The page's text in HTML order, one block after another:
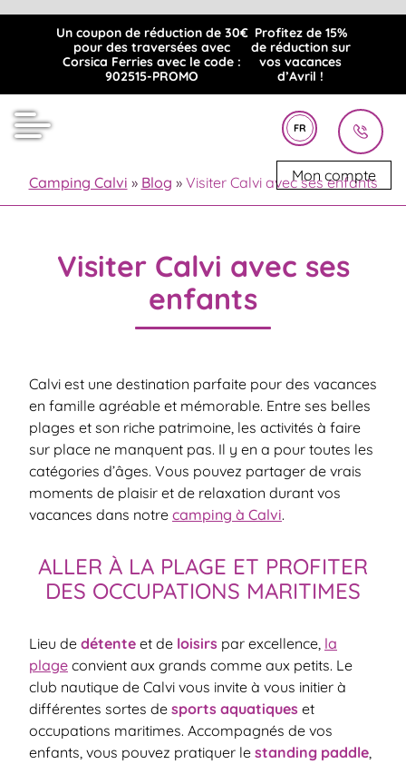
Un coupon de réduction de 30€
pour des traversées avec
Corsica Ferries avec le code :
902515-PROMO
Profitez de 15%
de réduction sur
vos vacances
d’Avril !
FR
Mon compte
Camping Calvi » Blog » Visiter Calvi avec ses enfants
Visiter Calvi avec ses
enfants
Calvi est une destination parfaite pour des vacances
en famille agréable et mémorable. Entre ses belles
plages et son riche patrimoine, les activités à faire
sur place ne manquent pas. Il y en a pour toutes les
catégories d’âges. Vous pouvez partager de vrais
moments de plaisir et de relaxation durant vos
vacances dans notre camping à Calvi.
ALLER À LA PLAGE ET PROFITER
DES OCCUPATIONS MARITIMES
Lieu de détente et de loisirs par excellence, la
plage convient aux grands comme aux petits. Le
club nautique de Calvi vous invite à vous initier à
différentes sortes de sports aquatiques et
occupations maritimes. Accompagnés de vos
enfants, vous pouvez pratiquer le standing paddle,